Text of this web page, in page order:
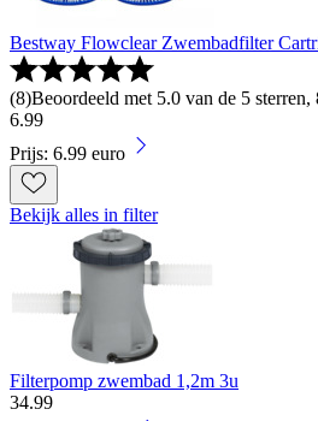
Bestway Flowclear Zwembadfilter
(8)Beoordeeld met 5.0 van de 5
6.99
Prijs: 6.99 euro
Bekijk alles in filter
Filterpomp zwembad 1,2m 3u
34.99